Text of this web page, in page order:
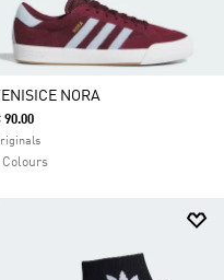
TENISICE NORA
90.00
Colours